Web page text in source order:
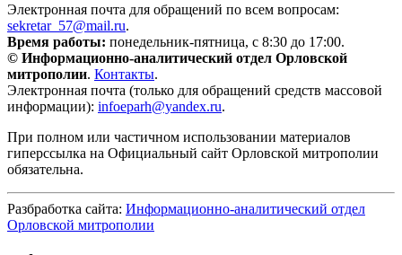
Электронная почта для обращений по всем вопросам:
sekretar_57@mail.ru.
Время работы: понедельник-пятница, с 8:30 до 17:00.
© Информационно-аналитический отдел Орловской
митрополии. Контакты.
Электронная почта (только для обращений средств массовой
информации): infoeparh@yandex.ru.
При полном или частичном использовании материалов
гиперссылка на Официальный сайт Орловской митрополии
обязательна.
Разбработка сайта: Информационно-аналитический отдел
Орловской митрополии